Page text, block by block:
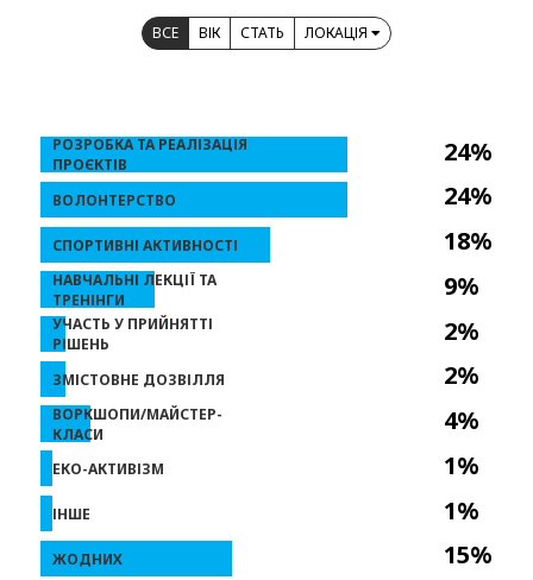
ВСЕ ВІК СТАТЬ ЛОКАЦІЯ
24%
24%
18%
9%
2%
2%
4%
1%
1%
15%
РОЗРОБКА ТА РЕАЛІЗАЦІЯ
ПРОЄКТІВ
ВОЛОНТЕРСТВО
СПОРТИВНІ АКТИВНОСТІ
НАВЧАЛЬНІ ЛЕКЦІЇ ТА
ТРЕНІНГИ
УЧАСТЬ У ПРИЙНЯТТІ
РІШЕНЬ
ЗМІСТОВНЕ ДОЗВІЛЛЯ
ВОРКШОПИ/МАЙСТЕР-
КЛАСИ
ЕКО-АКТИВІЗМ
ІНШЕ
ЖОДНИХ